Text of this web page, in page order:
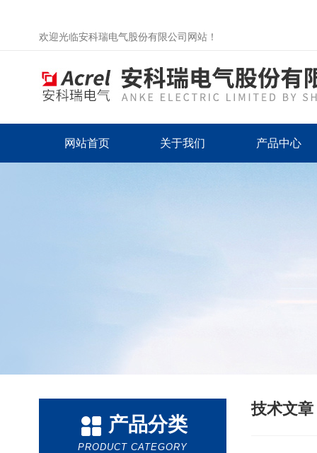
欢迎光临安科瑞电气股份有限公司网站！
网站首页 关于我们 产品中心
产品分类
PRODUCT CATEGORY
技术文章